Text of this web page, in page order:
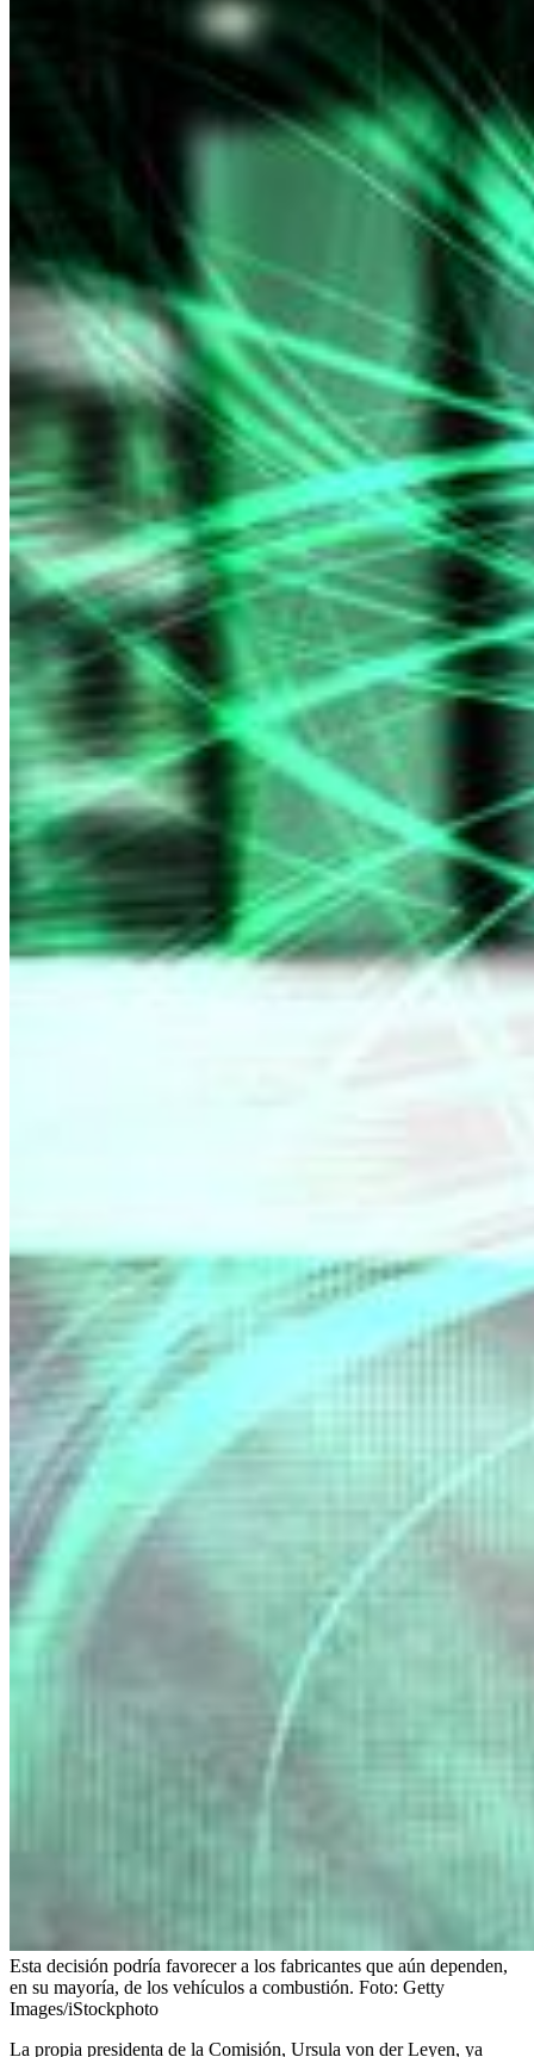
Esta decisión podría favorecer a los fabricantes que aún dependen,
en su mayoría, de los vehículos a combustión. Foto: Getty
Images/iStockphoto
La propia presidenta de la Comisión, Ursula von der Leyen, ya